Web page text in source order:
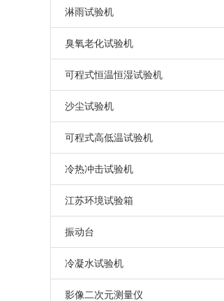
精密型盐雾试验机
可程式盐雾箱
盐雾腐蚀试验箱
气密性试验箱
干热型盐雾腐蚀试验箱
触摸屏盐雾腐蚀试验箱
无水型盐雾腐蚀试验箱
PP盐雾腐蚀试验箱
触摸屏盐雾试验机
淋雨试验机
淋雨试验机
IPX5IPX6淋雨试验箱
步入式淋雨试验室
客车淋雨试验室
IPX9K高温高压淋雨试验机
IPX7/8加压浸水试验机
IPX5/6强喷水淋雨试验机
IPX3/4摆管式淋雨试验机
IPX1/2滴水式淋雨试验机
臭氧老化试验机
臭氧老化试验箱
可程式恒温恒湿试验机
可程式恒温恒湿试验箱
恒定湿热试验箱
上海恒温恒湿试验箱
恒温恒湿试验机
沙尘试验机
可程式沙尘试验箱
可程式高低温试验机
高低温试验机
上海高低温试验箱
冷热冲击试验机
高低温冲击试验机
两箱高低温冲击试验箱
冷热冲击试验机
三箱高低温冲击试验箱
江苏环境试验箱
振动台
振动试验系统
汽车模拟运输振动台
冷凝水试验机
冷凝水试验箱
影像二次元测量仪